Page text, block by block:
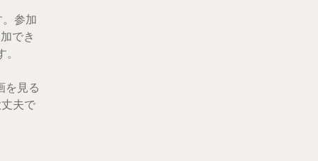
参加
でき
を見る
夫で